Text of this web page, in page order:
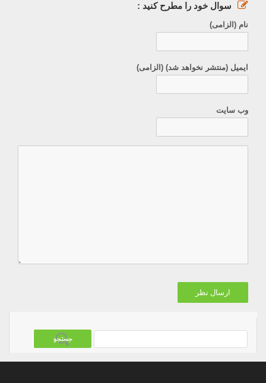
سوال خود را مطرح کنید :
نام (الزامی)
ایمیل (منتشر نخواهد شد) (الزامی)
وب سایت